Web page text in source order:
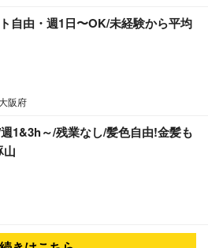
自由・週1日〜OK/未経験から平均
阪府
1&3h～/残業なし/髪色自由!金髪も
山